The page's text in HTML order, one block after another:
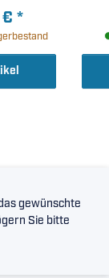
*
gewünschte
Sie bitte